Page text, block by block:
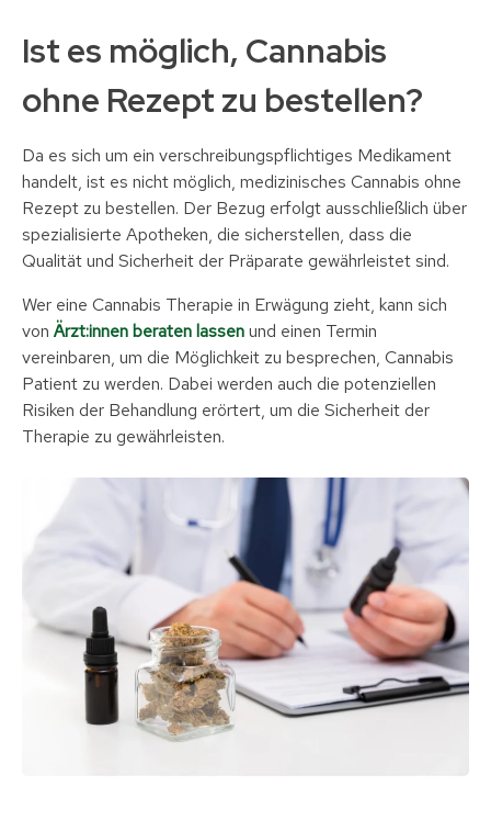
Ist es möglich, Cannabis
ohne Rezept zu bestellen?
Da es sich um ein verschreibungspflichtiges Medikament
handelt, ist es nicht möglich, medizinisches Cannabis ohne
Rezept zu bestellen. Der Bezug erfolgt ausschließlich über
spezialisierte Apotheken, die sicherstellen, dass die
Qualität und Sicherheit der Präparate gewährleistet sind.
Wer eine Cannabis Therapie in Erwägung zieht, kann sich
von Ärzt:innen beraten lassenund einen Termin
vereinbaren, um die Möglichkeit zu besprechen, Cannabis
Patient zu werden. Dabei werden auch die potenziellen
Risiken der Behandlung erörtert, um die Sicherheit der
Therapie zu gewährleisten.